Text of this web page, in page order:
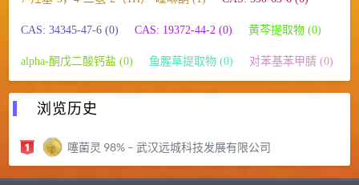
CAS: 34345-47-6 (0) CAS: 19372-44-2 (0) 黄芩提取物 (0)
alpha-酮戊二酸钙盐 (0) 鱼腥草提取物 (0) 对苯基苯甲腈 (0)
浏览历史
噻菌灵 98% – 武汉远城科技发展有限公司